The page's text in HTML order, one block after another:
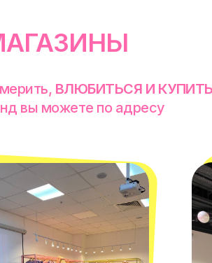
ВЛЮБИТЬСЯ И
вы можете по адресу